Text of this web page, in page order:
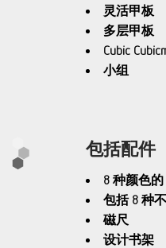
灵活甲板
多层甲板
Cubic
小组
包括配件
8 种颜色
包括 8 种
磁尺
设计书架